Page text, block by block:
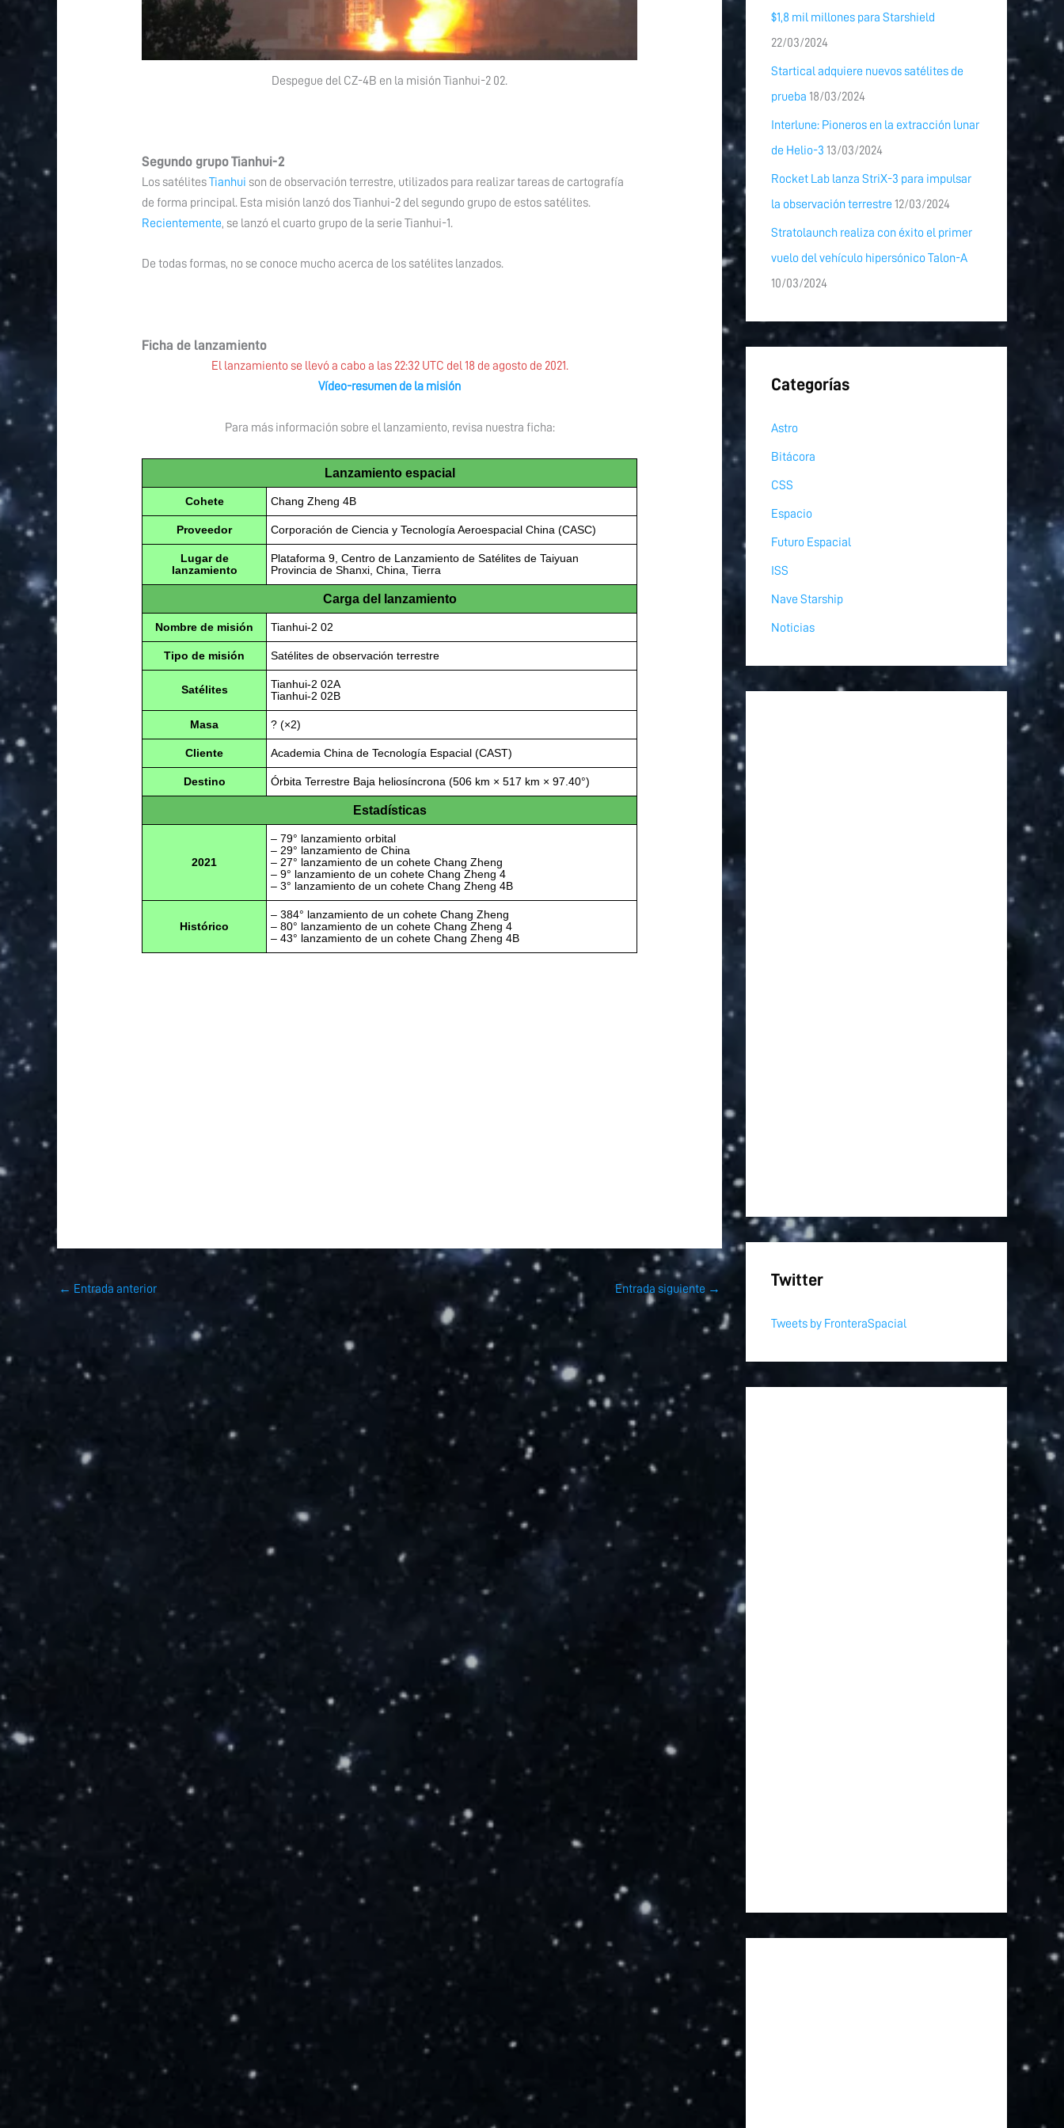
Despegue del CZ-4B en la misión Tianhui-2 02.
Segundo grupo Tianhui-2
Los satélitesTianhui son de observación terrestre, utilizados para realizar tareas de cartografía
de forma principal. Esta misión lanzó dos Tianhui-2 del segundo grupo de estos satélites.
Recientemente, se lanzó el cuarto grupo de la serie Tianhui-1.
De todas formas, no se conoce mucho acerca de los satélites lanzados.
Ficha de lanzamiento
El lanzamiento se llevó a cabo a las 22:32 UTC del 18 de agosto de 2021.
Vídeo-resumen de la misión
Para más información sobre el lanzamiento, revisa nuestra ficha:
Lanzamiento espacial
Cohete Chang Zheng 4B
Proveedor Corporación de Ciencia y Tecnología Aeroespacial China (CASC)
Lugar de
lanzamiento
Plataforma 9, Centro de Lanzamiento de Satélites de Taiyuan
Provincia de Shanxi, China, Tierra
Carga del lanzamiento
Nombre de misión Tianhui-2 02
Tipo de misión Satélites de observación terrestre
Satélites
Tianhui-2 02A
Tianhui-2 02B
Masa ? (×2)
Cliente Academia China de Tecnología Espacial (CAST)
Destino Órbita Terrestre Baja heliosíncrona (506 km × 517 km × 97.40°)
Estadísticas
2021
– 79° lanzamiento orbital
– 29° lanzamiento de China
– 27° lanzamiento de un cohete Chang Zheng
– 9° lanzamiento de un cohete Chang Zheng 4
– 3° lanzamiento de un cohete Chang Zheng 4B
Histórico
– 384° lanzamiento de un cohete Chang Zheng
– 80° lanzamiento de un cohete Chang Zheng 4
– 43° lanzamiento de un cohete Chang Zheng 4B
← Entrada anterior Entrada siguiente →
$1,8 mil millones para Starshield
22/03/2024
Startical adquiere nuevos satélites de
prueba 18/03/2024
Interlune: Pioneros en la extracción lunar
de Helio-3 13/03/2024
Rocket Lab lanza StriX-3 para impulsar
la observación terrestre 12/03/2024
Stratolaunch realiza con éxito el primer
vuelo del vehículo hipersónico Talon-A
10/03/2024
Categorías
Astro
Bitácora
CSS
Espacio
Futuro Espacial
ISS
Nave Starship
Noticias
Twitter
Tweets by FronteraSpacial